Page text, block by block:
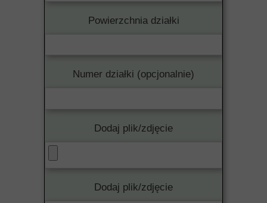
Powierzchnia działki
Numer działki (opcjonalnie)
Dodaj plik/zdjęcie
Dodaj plik/zdjęcie